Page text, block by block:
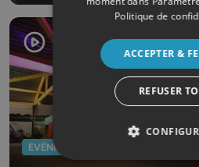
EVÈNEMENTS
Politique de
ACCEPTER &
REFUSER